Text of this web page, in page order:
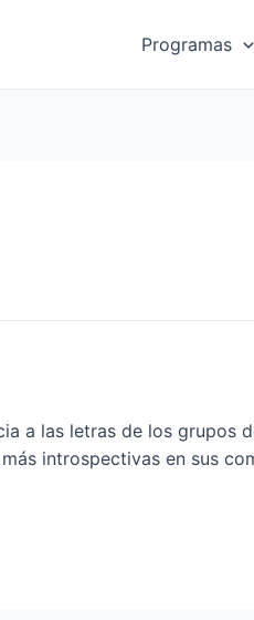
Programas
a las letras de los grupos
introspectivas en sus